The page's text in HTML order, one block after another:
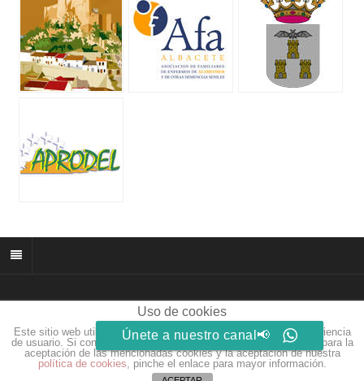
© 2026 muñozparreño.es | Creative commons.
Web byEidosdesarrolloweb.com
Uso de cookies
Este sitio web utiliza cookies para que usted tenga la mejor experiencia
de usuario. Si continúa navegando está dando su consentimiento para la
aceptación de las mencionadas cookies y la aceptación de nuestra
política de cookies, pinche el enlace para mayor información.
Únete a nuestro canal📢